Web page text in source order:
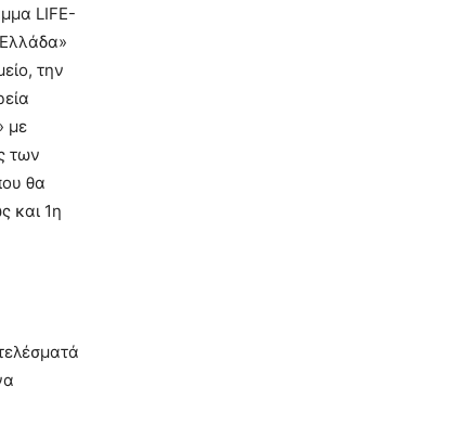
LIFE-
την
με
των
θα
και 1η